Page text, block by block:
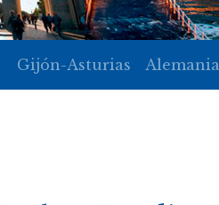
Gijón-Asturias Alemania